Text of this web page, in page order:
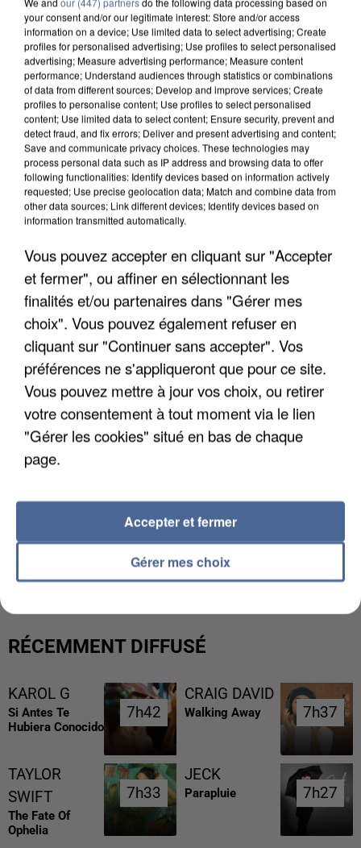
APRÈS TOUTES CES CANICULES, LES REFUGES
DE FAUNE SAUVAGE SONT...
L’UN DES FONDATEURS SUPPOSÉS DE LA DZ
MAFIA INTERPELLÉ EN ALGÉRIE
RÉCEMMENT DIFFUSÉ
KAROL G
Si Antes Te
Hubiera Conocido
7h42
7h42
CRAIG DAVID
Walking Away 7h37
7h37
TAYLOR
SWIFT
The Fate Of
Ophelia
7h33
7h33
JECK
Parapluie 7h27
7h27
your consent and/or our legitimate interest: Store and/or access
information on a device; Use limited data to select advertising; Create
profiles for personalised advertising; Use profiles to select personalised
advertising; Measure advertising performance; Measure content
performance; Understand audiences through statistics or combinations
of data from different sources; Develop and improve services; Create
profiles to personalise content; Use profiles to select personalised
content; Use limited data to select content; Ensure security, prevent and
detect fraud, and fix errors; Deliver and present advertising and content;
Save and communicate privacy choices. These technologies may
process personal data such as IP address and browsing data to offer
following functionalities: Identify devices based on information actively
requested; Use precise geolocation data; Match and combine data from
other data sources; Link different devices; Identify devices based on
information transmitted automatically.
Vous pouvez accepter en cliquant sur "Accepter
et fermer", ou affiner en sélectionnant les
finalités et/ou partenaires dans "Gérer mes
choix". Vous pouvez également refuser en
cliquant sur "Continuer sans accepter". Vos
préférences ne s'appliqueront que pour ce site.
Vous pouvez mettre à jour vos choix, ou retirer
votre consentement à tout moment via le lien
"Gérer les cookies" situé en bas de chaque
page.
Gérer mes choix
Accepter et fermer